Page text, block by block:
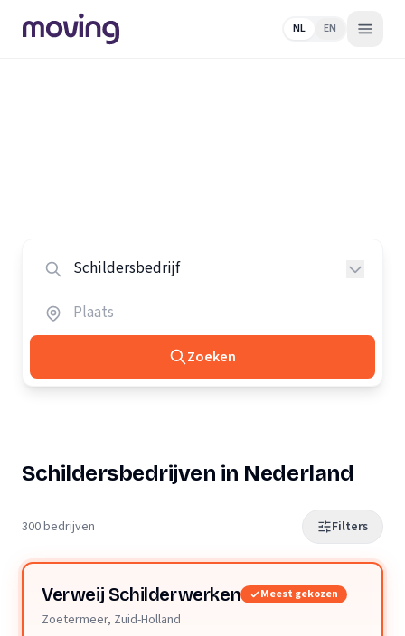
NL EN
Zoeken
Schildersbedrijven in Nederland
300 bedrijven Filters
Verweij Schilderwerken Meest gekozen
Zoetermeer, Zuid-Holland